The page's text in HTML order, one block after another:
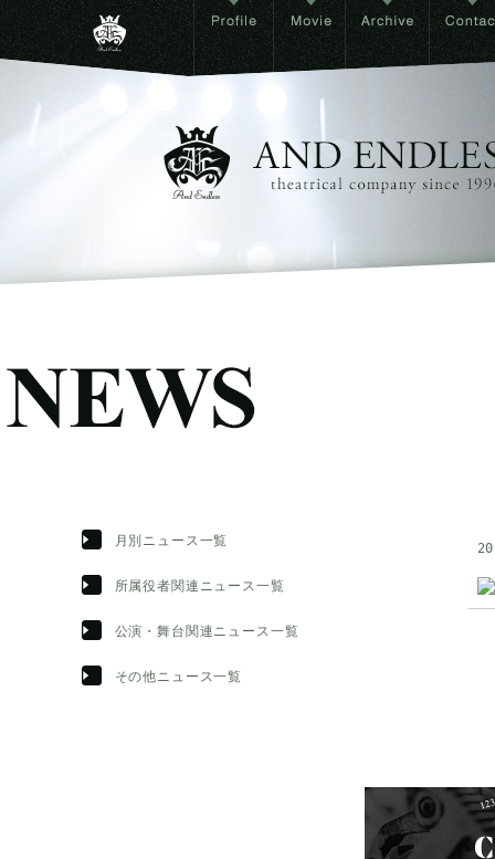
月別ニュース一覧
所属役者関連ニュース一覧
公演・舞台関連ニュース一覧
その他ニュース一覧